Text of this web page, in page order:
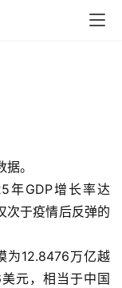
。
年GDP增长率达
次于疫情后反弹的
为12.8476万亿越
元，相当于中国